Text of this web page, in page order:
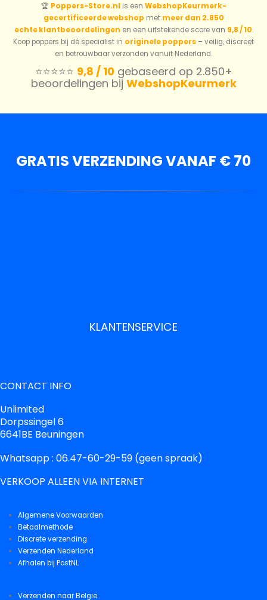
🏆 Poppers-Store.nl is een WebshopKeurmerk-
gecertificeerde webshop met meer dan 2.850
echte klantbeoordelingen en een uitstekende score van 9,8 / 10.
Koop poppers bij dé specialist in originele poppers – veilig, discreet
en betrouwbaar verzonden vanuit Nederland.
⭐️⭐️⭐️⭐️⭐️ 9,8 / 10gebaseerd op 2.850+
beoordelingen bij WebshopKeurmerk
GRATIS VERZENDING VANAF € 70
KLANTENSERVICE
CONTACT INFO
Unlimited
Dorpssingel 6
6641BE Beuningen
Whatsapp : 06.47-60-29-59 (geen spraak)
VERKOOP ALLEEN VIA INTERNET
Algemene Voorwaarden
Betaalmethode
Discrete verzending
Verzenden Nederland
Afhalen bij PostNL
Verzenden naar Belgie